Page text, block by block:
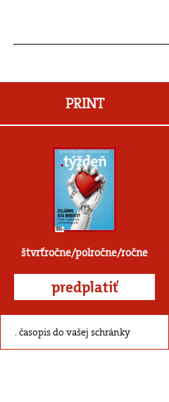
PRINT
štvrťročne/polročne/ročne
predplatiť
časopis do vašej schránky